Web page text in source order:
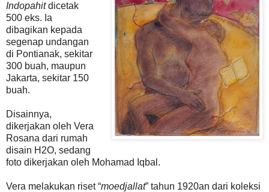
Indopahitdicetak
500 eks. Ia
dibagikan kepada
segenap undangan
di Pontianak, sekitar
300 buah, maupun
Jakarta, sekitar 150
buah.
Disainnya,
dikerjakan oleh Vera
Rosana dari rumah
disain H2O, sedang
foto dikerjakan oleh Mohamad Iqbal.
Vera melakukan riset “moedjallat” tahun 1920an dari koleksi